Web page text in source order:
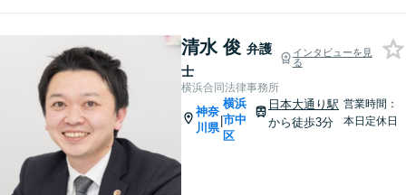
清水 俊 弁護
士
インタビューを見
る
横浜合同法律事務所
神奈
川県
|
横浜
市中
区
日本大通り駅
から徒歩3分
営業時間：
本日定休日